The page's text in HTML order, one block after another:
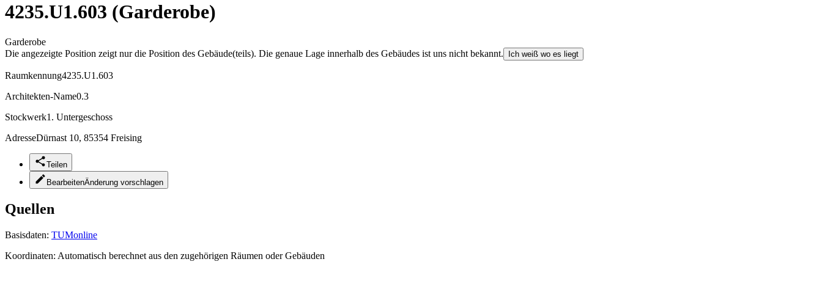
4235.U1.603 (Garderobe)
Garderobe
Die angezeigte Position zeigt nur die Position des Gebäude(teils). Die genaue Lage innerhalb des Gebäudes ist uns nicht bekannt.
Ich weiß wo es liegt
Raumkennung4235.U1.603
Architekten-Name0.3
Stockwerk1. Untergeschoss
AdresseDürnast 10, 85354 Freising
Teilen
BearbeitenÄnderung vorschlagen
Quellen
Basisdaten: TUMonline
Koordinaten: Automatisch berechnet aus den zugehörigen Räumen oder Gebäuden